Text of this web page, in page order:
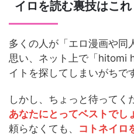
イロを読む裏技はこれ
多くの人が「エロ漫画や同
思い、ネット上で「hitomi
イトを探してしまいがちで
しかし、ちょっと待ってく
あなたにとってベストでし
頼らなくても、 コトネイロ